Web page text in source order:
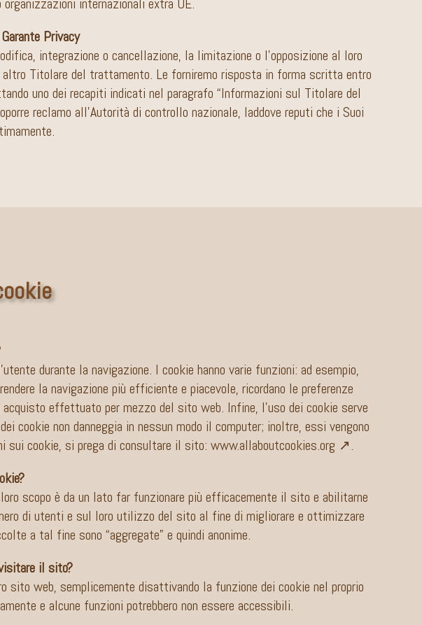
internazionali extra UE.
Privacy
integrazione o cancellazione, la limitazione o l’opposizione al loro
Titolare del trattamento. Le forniremo risposta in forma scritta entro
uno dei recapiti indicati nel paragrafo “Informazioni sul Titolare del
reclamo all’Autorità di controllo nazionale, laddove reputi che i Suoi
durante la navigazione. I cookie hanno varie funzioni: ad esempio,
la navigazione più efficiente e piacevole, ricordano le preferenze
effettuato per mezzo del sito web. Infine, l’uso dei cookie serve
cookie non danneggia in nessun modo il computer; inoltre, essi vengono
sui cookie, si prega di consultare il sito: www.allaboutcookies.org ↗.
scopo è da un lato far funzionare più efficacemente il sito e abilitarne
di utenti e sul loro utilizzo del sito al fine di migliorare e ottimizzare
a tal fine sono “aggregate” e quindi anonime.
il sito?
web, semplicemente disattivando la funzione dei cookie nel proprio
e alcune funzioni potrebbero non essere accessibili.